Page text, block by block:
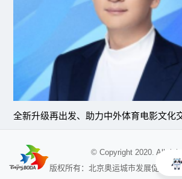
全新升级再出发、助力中外体育电影文化
© Copyright 2020. All
版权所有：北京奥运城市发展促进会